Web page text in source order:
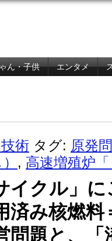
ん・子供 エンタメ
術 タグ: 原発
, 高速増殖炉
イクル」
済み核燃料
問題と、「